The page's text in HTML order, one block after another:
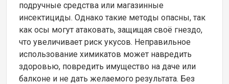
подручные средства или магазинные
инсектициды. Однако такие методы опасны, так
как осы могут атаковать, защищая своё гнездо,
что увеличивает риск укусов. Неправильное
использование химикатов может навредить
здоровью, повредить имущество на даче или
балконе и не дать желаемого результата. Без